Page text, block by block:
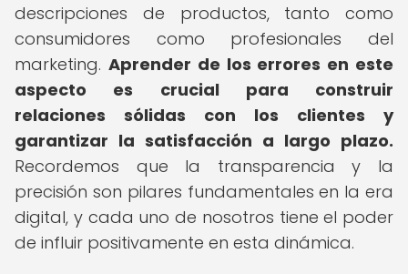
descripciones de productos, tanto como
consumidores como profesionales del
marketing. Aprender de los errores en este
aspecto es crucial para construir
relaciones sólidas con los clientes y
garantizar la satisfacción a largo plazo.
Recordemos que la transparencia y la
precisión son pilares fundamentales en la era
digital, y cada uno de nosotros tiene el poder
de influir positivamente en esta dinámica.